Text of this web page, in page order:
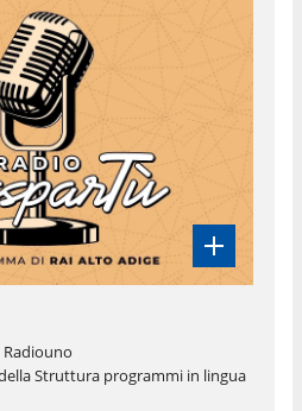
Radiouno
Struttura programmi in lingua